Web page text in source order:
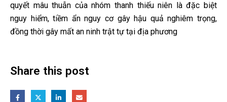
quyết mâu thuẫn của nhóm thanh thiếu niên là đặc biệt
nguy hiểm, tiềm ẩn nguy cơ gây hậu quả nghiêm trọng,
đồng thời gây mất an ninh trật tự tại địa phương
Share this post